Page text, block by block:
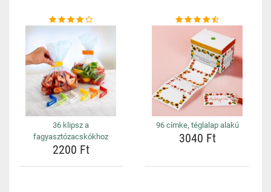
36 klipsz a
fagyasztózacskókhoz
2200 Ft
96 címke, téglalap alakú
3040 Ft